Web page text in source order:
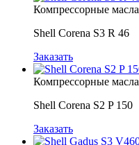
Компрессорные масла
Shell Corena S3 R 46
Заказать
Компрессорные масла
Shell Corena S2 P 150
Заказать